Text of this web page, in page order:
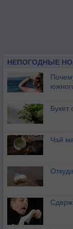
НЕПОГОДНЫЕ
Букет
Чай